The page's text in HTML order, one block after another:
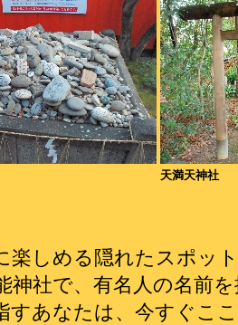
天満天神社
しめる隠れたスポッ
神社で、有名人の名前
すあなたは、今すぐこ